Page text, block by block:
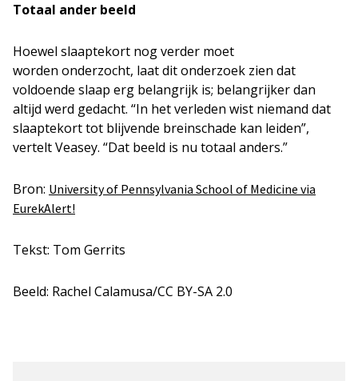
Totaal ander beeld
Hoewel slaaptekort nog verder moet
worden onderzocht, laat dit onderzoek zien dat
voldoende slaap erg belangrijk is; belangrijker dan
altijd werd gedacht. “In het verleden wist niemand dat
slaaptekort tot blijvende breinschade kan leiden”,
vertelt Veasey. “Dat beeld is nu totaal anders.”
Bron: University of Pennsylvania School of Medicine via
EurekAlert!
Tekst: Tom Gerrits
Beeld: Rachel Calamusa/CC BY-SA 2.0